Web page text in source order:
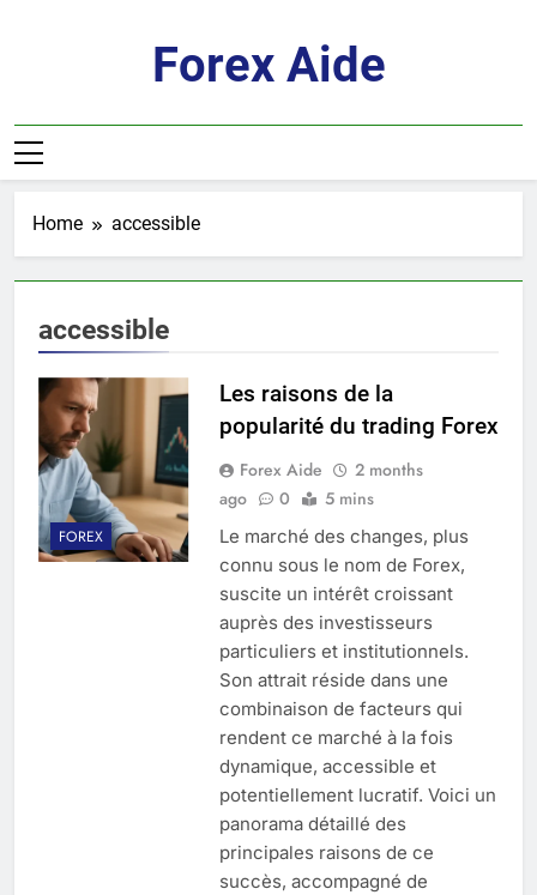
Forex Aide
Home accessible
accessible
FOREX
Les raisons de la
popularité du trading Forex
Forex Aide
2 months
ago
0 5 mins
Le marché des changes, plus
connu sous le nom de Forex,
suscite un intérêt croissant
auprès des investisseurs
particuliers et institutionnels.
Son attrait réside dans une
combinaison de facteurs qui
rendent ce marché à la fois
dynamique, accessible et
potentiellement lucratif. Voici un
panorama détaillé des
principales raisons de ce
succès, accompagné de